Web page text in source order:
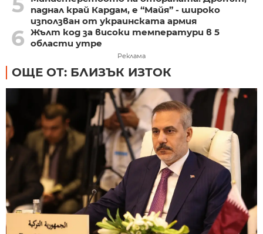
паднал край Кардам, е “Майя” - широко
използван от украинската армия
6 Жълт код за високи температури в 5
области утре
Реклама
ОЩЕ ОТ: БЛИЗЪК ИЗТОК